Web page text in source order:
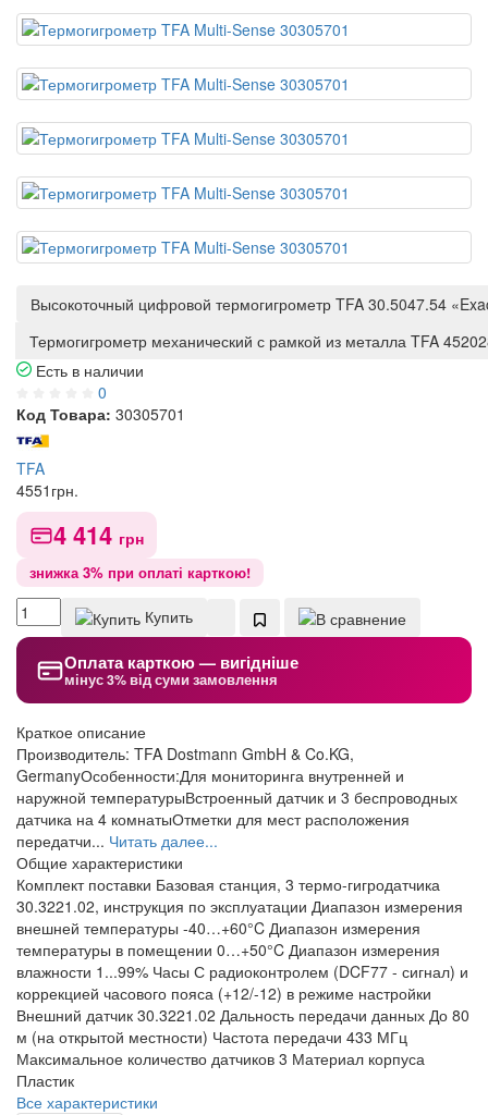
Высокоточный цифровой термогигрометр TFA 30.5047.54
Термогигрометр механический с рамкой из металла TFA
Есть в наличии
0
Код Товара: 30305701
TFA
4551 грн.
4 414 грн
знижка 3% при оплаті карткою!
Купить
Оплата карткою — вигідніше
мінус 3% від суми замовлення
Краткое описание
Производитель: TFA Dostmann GmbH & Co.KG,
GermanyОсобенности:Для мониторинга внутренней и
наружной температурыВстроенный датчик и 3 беспроводных
датчика на 4 комнатыОтметки для мест расположения
передатчи... Читать далее...
Общие характеристики
Комплект поставки Базовая станция, 3 термо-гигродатчика
30.3221.02, инструкция по эксплуатации Диапазон измерения
внешней температуры -40…+60°C Диапазон измерения
температуры в помещении 0…+50°C Диапазон измерения
влажности 1...99% Часы С радиоконтролем (DCF77 - сигнал) и
коррекцией часового пояса (+12/-12) в режиме настройки
Внешний датчик 30.3221.02 Дальность передачи данных До 80
м (на открытой местности) Частота передачи 433 МГц
Максимальное количество датчиков 3 Материал корпуса
Пластик
Все характеристики